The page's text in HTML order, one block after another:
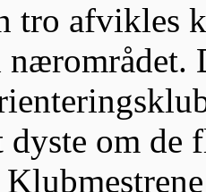
tro afvikles
dyste om de